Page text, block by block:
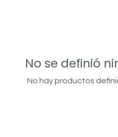
No se definió
No hay productos